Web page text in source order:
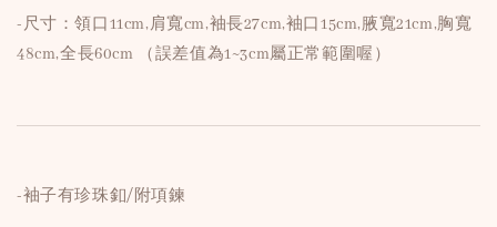
-尺寸：領口11cm,肩寬cm,袖長27cm,袖口15cm,腋寬21cm,胸寬
48cm,全長60cm （誤差值為1~3cm屬正常範圍喔）
-袖子有珍珠釦/附項鍊